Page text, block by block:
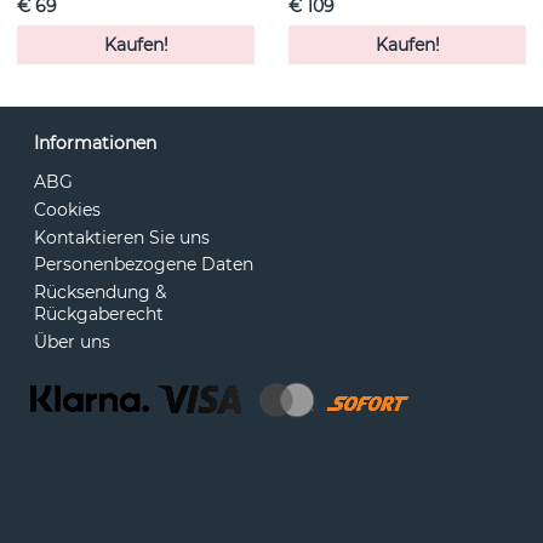
€ 69
Kaufen!
€ 109
Kaufen!
Informationen
ABG
Cookies
Kontaktieren Sie uns
Personenbezogene Daten
Rücksendung &
Rückgaberecht
Über uns